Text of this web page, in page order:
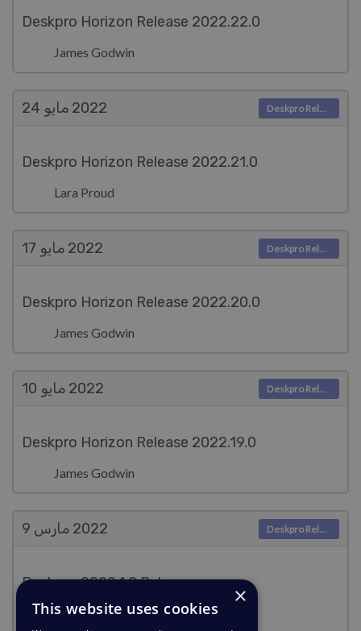
Deskpro Horizon Release 2022.22.0
James Godwin
مايو 24 2022
Deskpro Horizon Release 2022.21.0
Lara Proud
Deskpro Releases
مايو 17 2022
Deskpro Horizon Release 2022.20.0
James Godwin
Deskpro Releases
مايو 10 2022
Deskpro Horizon Release 2022.19.0
James Godwin
Deskpro Releases
مارس 9 2022
Deskpro 2022.1.0 Release
James Godwin
Deskpro Releases
×
This website uses cookies